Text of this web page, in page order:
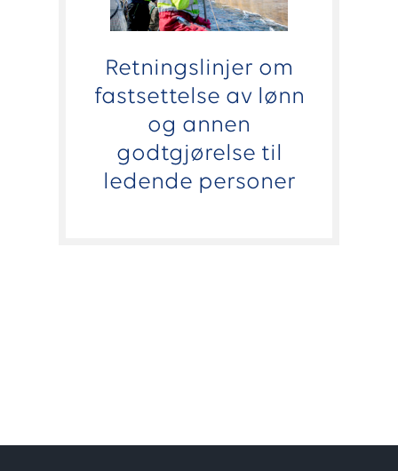
Retningslinjer om
fastsettelse av lønn
og annen
godtgjørelse til
ledende personer